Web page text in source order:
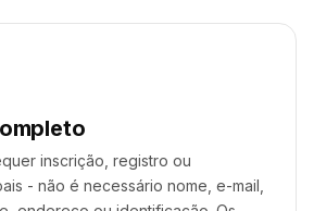
inscrição, registro ou
- não é necessário nome, e-mail,